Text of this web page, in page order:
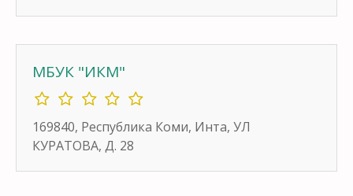
МБУК "ИКМ"
169840, Республика Коми, Инта, УЛ
КУРАТОВА, Д. 28